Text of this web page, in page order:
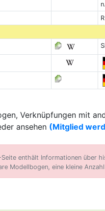
Verknüpfungen mit
ansehen (Mitglied
Seite enthält Informationen über
Modellbogen, eine kleine